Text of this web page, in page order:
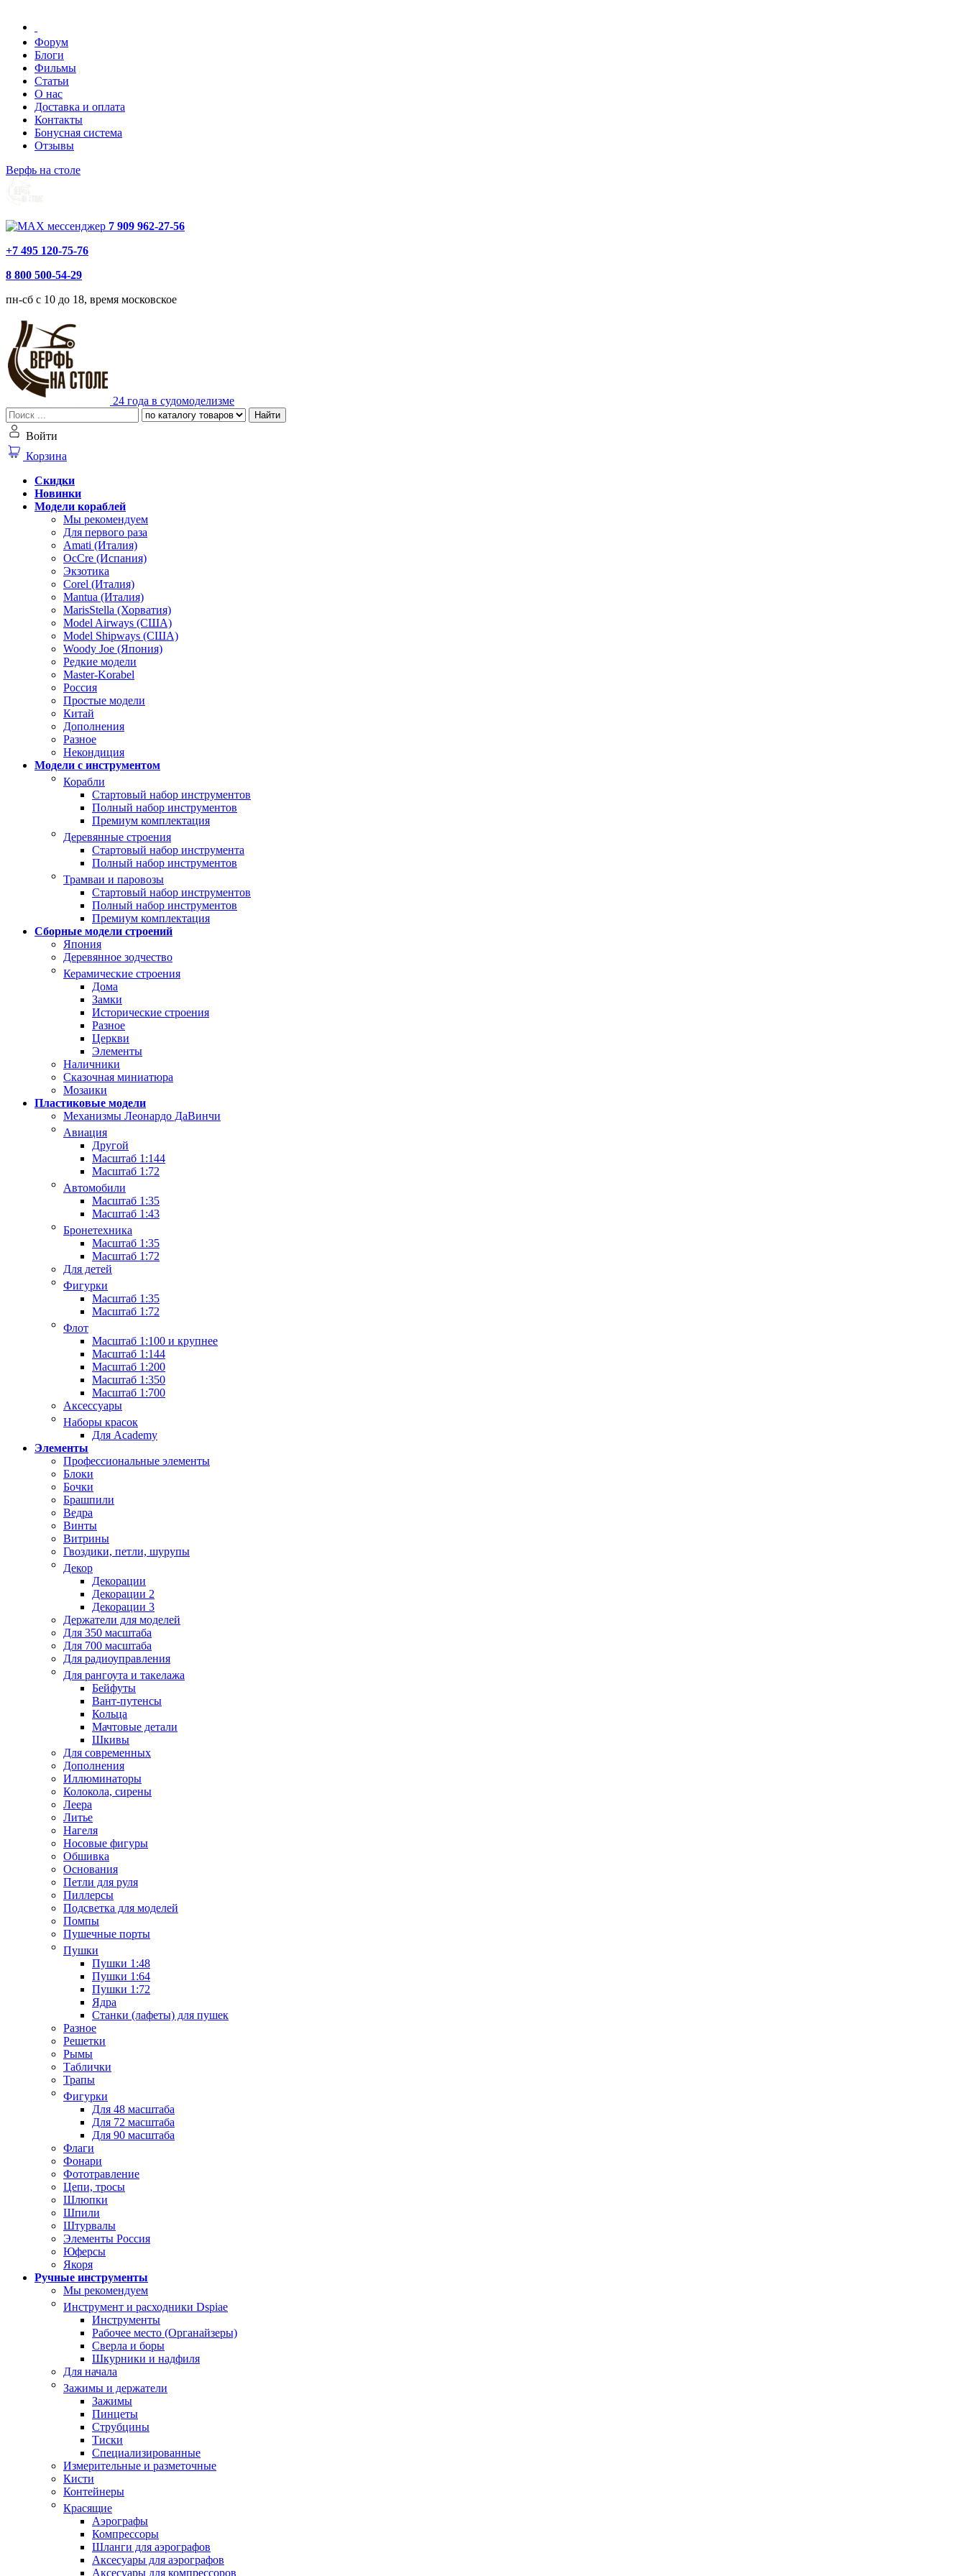
Форум
Блоги
Фильмы
Статьи
О нас
Доставка и оплата
Контакты
Бонусная система
Отзывы
Верфь на столе
7 909 962-27-56
+7 495 120-75-76
8 800 500-54-29
пн-сб с 10 до 18, время московское
24 года в судомоделизме
Найти
Войти
Корзина
Скидки
Новинки
Модели кораблей
Мы рекомендуем
Для первого раза
Amati (Италия)
OcCre (Испания)
Экзотика
Corel (Италия)
Mantua (Италия)
MarisStella (Хорватия)
Model Airways (США)
Model Shipways (США)
Woody Joe (Япония)
Редкие модели
Master-Korabel
Россия
Простые модели
Китай
Дополнения
Разное
Некондиция
Модели с инструментом
Корабли
Стартовый набор инструментов
Полный набор инструментов
Премиум комплектация
Деревянные строения
Стартовый набор инструмента
Полный набор инструментов
Трамваи и паровозы
Стартовый набор инструментов
Полный набор инструментов
Премиум комплектация
Сборные модели строений
Япония
Деревянное зодчество
Керамические строения
Дома
Замки
Исторические строения
Разное
Церкви
Элементы
Наличники
Сказочная миниатюра
Мозаики
Пластиковые модели
Механизмы Леонардо ДаВинчи
Авиация
Другой
Масштаб 1:144
Масштаб 1:72
Автомобили
Масштаб 1:35
Масштаб 1:43
Бронетехника
Масштаб 1:35
Масштаб 1:72
Для детей
Фигурки
Масштаб 1:35
Масштаб 1:72
Флот
Масштаб 1:100 и крупнее
Масштаб 1:144
Масштаб 1:200
Масштаб 1:350
Масштаб 1:700
Аксессуары
Наборы красок
Для Academy
Элементы
Профессиональные элементы
Блоки
Бочки
Брашпили
Ведра
Винты
Витрины
Гвоздики, петли, шурупы
Декор
Декорации
Декорации 2
Декорации 3
Держатели для моделей
Для 350 масштаба
Для 700 масштаба
Для радиоуправления
Для рангоута и такелажа
Бейфуты
Вант-путенсы
Кольца
Мачтовые детали
Шкивы
Для современных
Дополнения
Иллюминаторы
Колокола, сирены
Леера
Литье
Нагеля
Носовые фигуры
Обшивка
Основания
Петли для руля
Пиллерсы
Подсветка для моделей
Помпы
Пушечные порты
Пушки
Пушки 1:48
Пушки 1:64
Пушки 1:72
Ядра
Станки (лафеты) для пушек
Разное
Решетки
Рымы
Таблички
Трапы
Фигурки
Для 48 масштаба
Для 72 масштаба
Для 90 масштаба
Флаги
Фонари
Фототравление
Цепи, тросы
Шлюпки
Шпили
Штурвалы
Элементы Россия
Юферсы
Якоря
Ручные инструменты
Мы рекомендуем
Инструмент и расходники Dspiae
Инструменты
Рабочее место (Органайзеры)
Сверла и боры
Шкурники и надфиля
Для начала
Зажимы и держатели
Зажимы
Пинцеты
Струбцины
Тиски
Специализированные
Измерительные и разметочные
Кисти
Контейнеры
Красящие
Аэрографы
Компрессоры
Шланги для аэрографов
Аксесуары для аэрографов
Аксесуары для компрессоров